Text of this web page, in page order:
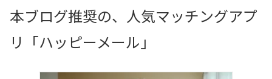
本ブログ推奨の、人気マッチングアプ
リ「ハッピーメール」